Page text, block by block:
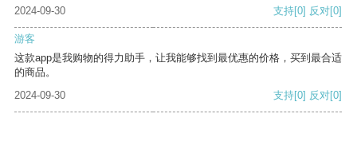
2024-09-30
支持[0] 反对[0]
游客
这款app是我购物的得力助手，让我能够找到最优惠的价格，买到最合适
的商品。
2024-09-30
支持[0] 反对[0]